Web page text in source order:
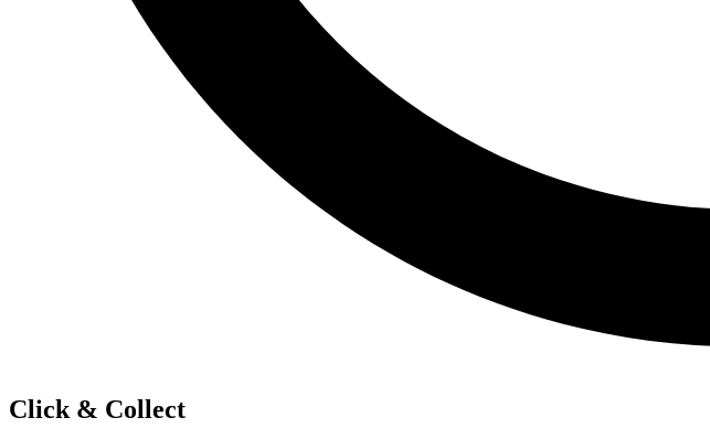
Click & Collect